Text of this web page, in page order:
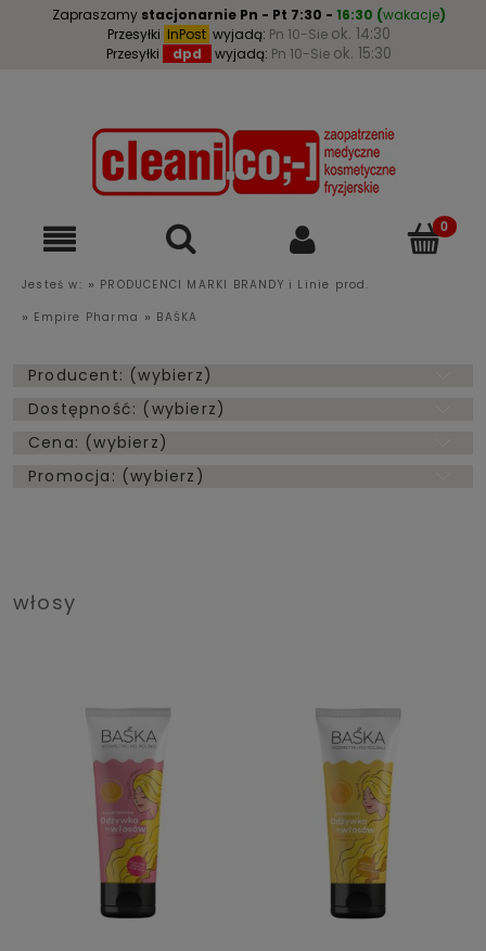
Zapraszamy stacjonarnie Pn - Pt 7:30 - 16:30 (wakacje)
Przesyłki InPost wyjadą: Pn 10-Sie ok. 14:30
Przesyłki dpd wyjadą: Pn 10-Sie ok. 15:30
Jesteś w: » PRODUCENCI MARKI BRANDY i Linie prod.
» Empire Pharma » BAŚKA
Producent: (wybierz)
Dostępność: (wybierz)
Cena: (wybierz)
Promocja: (wybierz)
włosy